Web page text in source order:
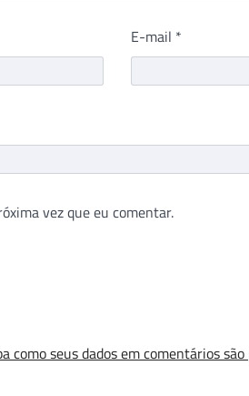
E-mail *
vez que eu comentar.
como seus dados em comentários são